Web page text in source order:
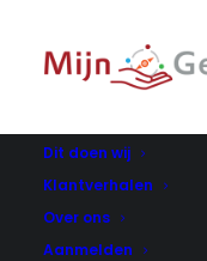
Dit doen wij
Klantverhalen
Over ons
Aanmelden